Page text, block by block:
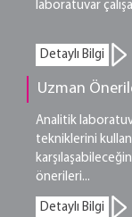
laboratuvar
Detaylı Bilgi
Uzman
Analitik
tekniklerini
önerileri...
Detaylı Bilgi